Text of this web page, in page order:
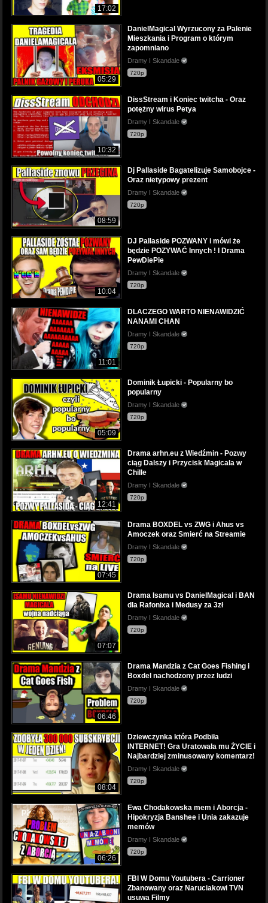
17:02
05:29
DanielMagical Wyrzucony za Palenie
Mieszkania i Program o którym
zapomniano
Dramy I Skandale
720p
10:32
DissStream i Koniec twitcha - Oraz
potężny wirus Petya
Dramy I Skandale
720p
08:59
Dj Pallaside Bagatelizuje Samobojce -
Oraz nietypowy prezent
Dramy I Skandale
720p
10:04
DJ Pallaside POZWANY i mówi że
będzie POZYWAĆ Innych ! I Drama
PewDiePie
Dramy I Skandale
720p
11:01
DLACZEGO WARTO NIENAWIDZIĆ
NANAMI CHAN
Dramy I Skandale
720p
05:09
Dominik Łupicki - Popularny bo
popularny
Dramy I Skandale
720p
12:41
Drama arhn.eu z Wiedźmin - Pozwy
ciąg Dalszy i Przycisk Magicala w
Chille
Dramy I Skandale
720p
07:45
Drama BOXDEL vs ZWG i Ahus vs
Amoczek oraz Smierć na Streamie
Dramy I Skandale
720p
07:07
Drama Isamu vs DanielMagical i BAN
dla Rafonixa i Medusy za 3zł
Dramy I Skandale
720p
06:46
Drama Mandzia z Cat Goes Fishing i
Boxdel nachodzony przez ludzi
Dramy I Skandale
720p
08:04
Dziewczynka która Podbiła
INTERNET! Gra Uratowała mu ŻYCIE i
Najbardziej zminusowany komentarz!
Dramy I Skandale
720p
06:26
Ewa Chodakowska mem i Aborcja -
Hipokryzja Banshee i Unia zakazuje
memów
Dramy I Skandale
720p
FBI W Domu Youtubera - Carrioner
Zbanowany oraz Naruciakowi TVN
usuwa Filmy